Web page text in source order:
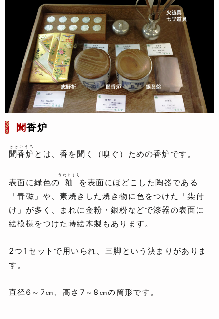
聞香炉
聞香炉
ききごうろ
とは、香を聞く（嗅ぐ）ための香炉です。
表面に緑色の 釉
うわぐすり
を表面にほどこした陶器である
「青磁」や、素焼きした焼き物に色をつけた「染付
け」が多く、まれに金粉・銀粉などで漆器の表面に
絵模様をつけた蒔絵木製もあります。
2つ1セットで用いられ、三脚という決まりがありま
す。
直径6～7㎝、高さ7～8㎝の筒形です。